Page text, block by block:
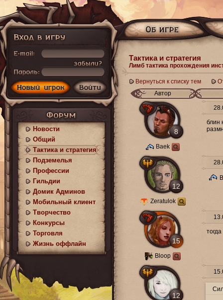
Тактика и стратегия
Лимб тактика прохождения
Вернуться к списку тем
Автор
8
Baek
блин
12
Zeratulok
15
Bloop
12
Новости
Общий
Тактика и стратегия
Подземелья
Профессии
Гильдии
Домик Админов
Мобильный клиент
Творчество
Конкурсы
Торговля
Жизнь оффлайн